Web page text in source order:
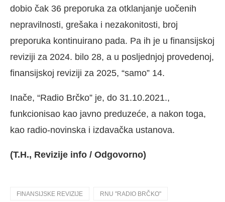
dobio čak 36 preporuka za otklanjanje uočenih
nepravilnosti, grešaka i nezakonitosti, broj
preporuka kontinuirano pada. Pa ih je u finansijskoj
reviziji za 2024. bilo 28, a u posljednjoj provedenoj,
finansijskoj reviziji za 2025, “samo” 14.
Inače, “Radio Brčko” je, do 31.10.2021.,
funkcionisao kao javno preduzeće, a nakon toga,
kao radio-novinska i izdavačka ustanova.
(T.H., Revizije info / Odgovorno)
FINANSIJSKE REVIZIJE RNU "RADIO BRČKO"